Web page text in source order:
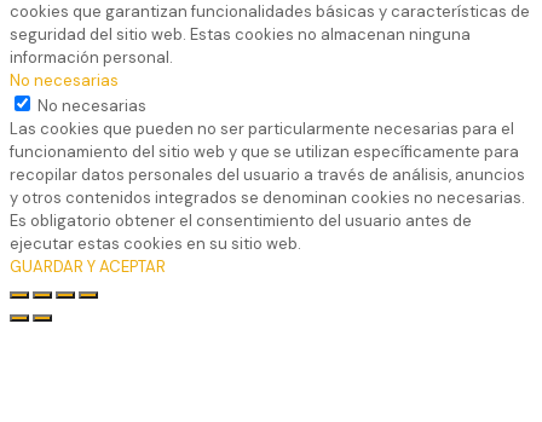
cookies que garantizan funcionalidades básicas y características de
seguridad del sitio web. Estas cookies no almacenan ninguna
información personal.
No necesarias
No necesarias
Las cookies que pueden no ser particularmente necesarias para el
funcionamiento del sitio web y que se utilizan específicamente para
recopilar datos personales del usuario a través de análisis, anuncios
y otros contenidos integrados se denominan cookies no necesarias.
Es obligatorio obtener el consentimiento del usuario antes de
ejecutar estas cookies en su sitio web.
GUARDAR Y ACEPTAR